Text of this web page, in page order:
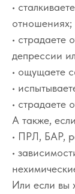
•
отношениях;
• страдаете
депрессии
• ощущаете
•
• страдаете
А также,
• ПРЛ, БАР,
•
Или если вы